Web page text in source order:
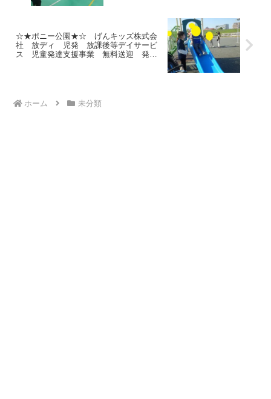
☆★ポニー公園★☆ げんキッズ株式会
社 放ディ 児発 放課後等デイサービ
ス 児童発達支援事業 無料送迎 発達
ホーム 未分類